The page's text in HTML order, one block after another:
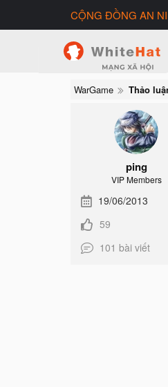
CỘNG ĐỒNG AN
WarGame Thảo
ping
VIP Members
19/06/2013
59
101 bài viết